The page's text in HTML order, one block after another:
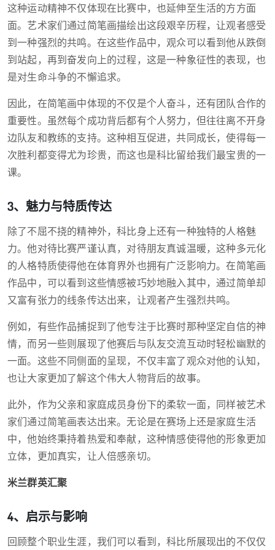
这种运动精神不仅体现在比赛中，也延伸至生活的方方面
面。艺术家们通过简笔画描绘出这段艰辛历程，让观者感受
到一种强烈的共鸣。在这些作品中，观众可以看到他从跌倒
到站起，再到奋发向上的过程，这是一种象征性的表现，也
是对生命斗争的不懈追求。
因此，在简笔画中体现的不仅是个人奋斗，还有团队合作的
重要性。虽然每个成功背后都有个人努力，但往往离不开身
边队友和教练的支持。这种相互促进，共同成长，使得每一
次胜利都变得尤为珍贵，而这也是科比留给我们最宝贵的一
课。
3、魅力与特质传达
除了不屈不挠的精神外，科比身上还有一种独特的人格魅
力。他对待比赛严谨认真，对待朋友真诚温暖，这种多元化
的人格特质使得他在体育界外也拥有广泛影响力。在简笔画
作品中，可以看到这些情感被巧妙地融入其中，通过简单却
又富有张力的线条传达出来，让观者产生强烈共鸣。
例如，有些作品捕捉到了他专注于比赛时那种坚定自信的神
情，而另一些则展现了他赛后与队友交流互动时轻松幽默的
一面。这些不同侧面的呈现，不仅丰富了观众对他的认知，
也让大家更加了解这个伟大人物背后的故事。
此外，作为父亲和家庭成员身份下的柔软一面，同样被艺术
家们通过简笔画表达出来。无论是在赛场上还是家庭生活
中，他始终秉持着热爱和奉献，这种情感使得他的形象更加
立体，更加真实，让人倍感亲切。
米兰群英汇聚
4、启示与影响
回顾整个职业生涯，我们可以看到，科比所展现出的不仅仅